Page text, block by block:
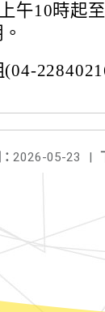
午10時起
2026-05-23 |